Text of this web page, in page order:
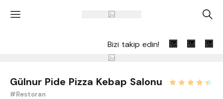
' A
Bizi takip edin!
Gülnur Pide Pizza Kebap Salonu
#Restoran